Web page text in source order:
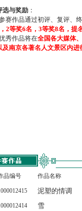
选与奖励 ：
赛作品通过初评、复评、
2等奖6名，3等奖8名，提
秀作品将在全国各大媒体
及南京各著名人文景区内进
品编号 作品名称
泥塑的情调
雪